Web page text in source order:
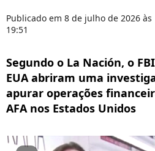
Publicado em 8 de julho de 2026 às
19:51
Segundo o La Nación, o
EUA abriram uma
apurar operações
AFA nos Estados Unidos